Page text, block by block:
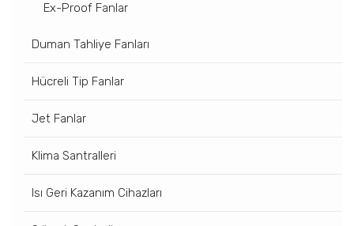
Ex-Proof Fanlar
Duman Tahliye Fanları
Hücreli Tip Fanlar
Jet Fanlar
Klima Santralleri
Isı Geri Kazanım Cihazları